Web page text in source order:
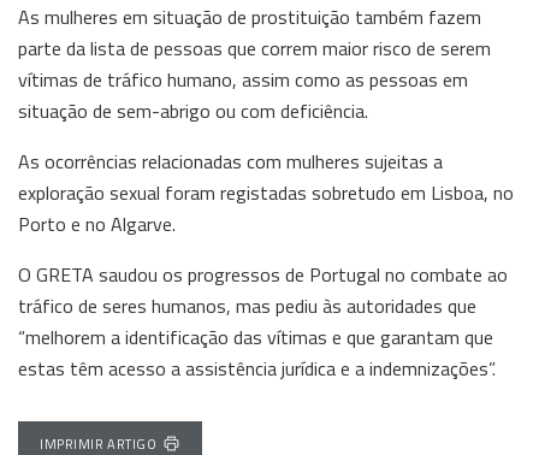
As mulheres em situação de prostituição também fazem
parte da lista de pessoas que correm maior risco de serem
vítimas de tráfico humano, assim como as pessoas em
situação de sem-abrigo ou com deficiência.
As ocorrências relacionadas com mulheres sujeitas a
exploração sexual foram registadas sobretudo em Lisboa, no
Porto e no Algarve.
O GRETA saudou os progressos de Portugal no combate ao
tráfico de seres humanos, mas pediu às autoridades que
“melhorem a identificação das vítimas e que garantam que
estas têm acesso a assistência jurídica e a indemnizações”.
IMPRIMIR ARTIGO